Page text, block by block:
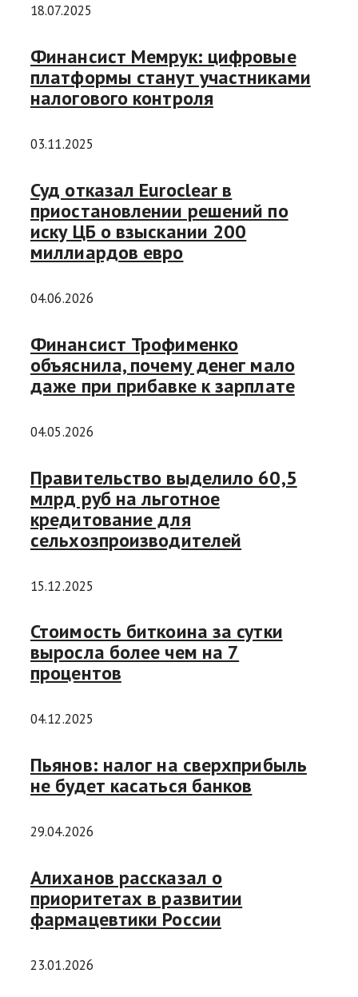
18.07.2025
Финансист Мемрук: цифровые
платформы станут участниками
налогового контроля
03.11.2025
Суд отказал Euroclear в
приостановлении решений по
иску ЦБ о взыскании 200
миллиардов евро
04.06.2026
Финансист Трофименко
объяснила, почему денег мало
даже при прибавке к зарплате
04.05.2026
Правительство выделило 60,5
млрд руб на льготное
кредитование для
сельхозпроизводителей
15.12.2025
Стоимость биткоина за сутки
выросла более чем на 7
процентов
04.12.2025
Пьянов: налог на сверхприбыль
не будет касаться банков
29.04.2026
Алиханов рассказал о
приоритетах в развитии
фармацевтики России
23.01.2026